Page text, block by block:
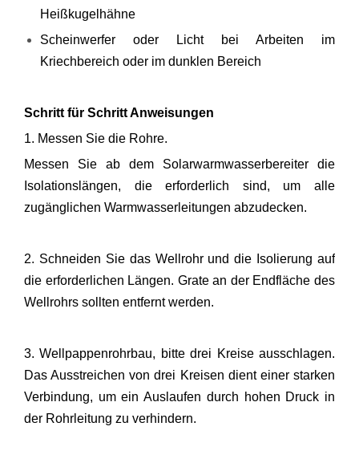
Heißkugelhähne
Scheinwerfer oder Licht bei Arbeiten im
Kriechbereich oder im dunklen Bereich
Schritt für Schritt Anweisungen
1. Messen Sie die Rohre.
Messen Sie ab dem Solarwarmwasserbereiter die
Isolationslängen, die erforderlich sind, um alle
zugänglichen Warmwasserleitungen abzudecken.
2. Schneiden Sie das Wellrohr und die Isolierung auf
die erforderlichen Längen. Grate an der Endfläche des
Wellrohrs sollten entfernt werden.
3. Wellpappenrohrbau, bitte drei Kreise ausschlagen.
Das Ausstreichen von drei Kreisen dient einer starken
Verbindung, um ein Auslaufen durch hohen Druck in
der Rohrleitung zu verhindern.